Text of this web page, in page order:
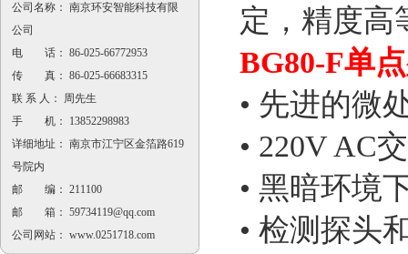
公司名称： 南京环安智能科技有限
公司
电 话： 86-025-66772953
传 真： 86-025-66683315
联 系 人： 周先生
手 机： 13852298983
详细地址： 南京市江宁区金箔路619
号院内
邮 编： 211100
邮 箱： 59734119@qq.com
公司网站： www.0251718.com
定，精度高
BG80-F单
• 先进的微
• 220V AC
• 黑暗环境
• 检测探头